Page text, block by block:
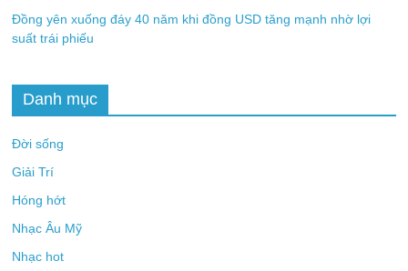
Đồng yên xuống đáy 40 năm khi đồng USD tăng mạnh nhờ lợi
suất trái phiếu
Danh mục
Đời sống
Giải Trí
Hóng hớt
Nhạc Âu Mỹ
Nhạc hot